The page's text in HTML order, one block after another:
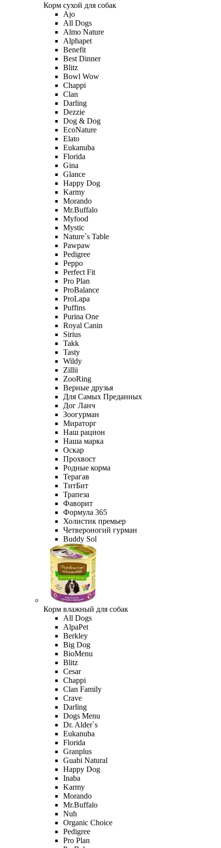
Корм сухой для собак
Ajo
All Dogs
Almo Nature
Alphapet
Benefit
Best Dinner
Blitz
Bowl Wow
Chappi
Clan
Darling
Dezzie
Dog & Dog
EcoNature
Elato
Eukanuba
Florida
Gina
Glance
Happy Dog
Karmy
Morando
Mr.Buffalo
Myfood
Mystic
Nature`s Table
Pawpaw
Pedigree
Peppo
Perfect Fit
Pro Plan
ProBalance
ProLapa
Puffins
Purina One
Royal Canin
Sirius
Takk
Tasty
Wildy
Zillii
ZooRing
Верные друзья
Для Самых Преданных
Дог Ланч
Зоогурман
Мираторг
Наш рацион
Наша марка
Оскар
Прохвост
Родные корма
Терагав
ТитБит
Трапеза
Фаворит
Формула 365
Холистик премьер
Четвероногий гурман
Buddy Sol
Корм влажный для собак
All Dogs
AlpaPet
Berkley
Big Dog
BioMenu
Blitz
Cesar
Chappi
Clan Family
Crave
Darling
Dogs Menu
Dr. Alder`s
Eukanuba
Florida
Granplus
Guabi Natural
Happy Dog
Inaba
Karmy
Morando
Mr.Buffalo
Nuh
Organic Сhoice
Pedigree
Pro Plan